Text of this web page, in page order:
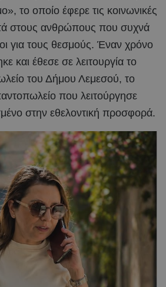
το οποίο έφερε τις κοινωνικές
στους ανθρώπους που συχνά
για τους θεσμούς. Έναν χρόνο
και έθεσε σε λειτουργία το
του Δήμου Λεμεσού, το
που λειτούργησε
στην εθελοντική προσφορά.